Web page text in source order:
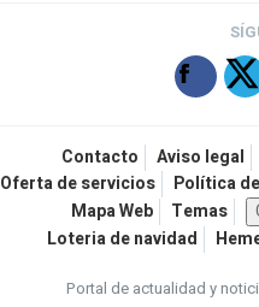
Contacto Aviso legal
Oferta de servicios
Política
Mapa Web
Temas
Loteria de navidad
Portal de actualidad y